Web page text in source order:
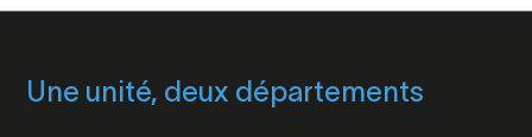
Une unité, deux départements